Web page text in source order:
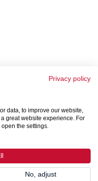

Smartproduktion
Privacy policy
data, to improve our website,
great website experience. For
the settings.
No, adjust